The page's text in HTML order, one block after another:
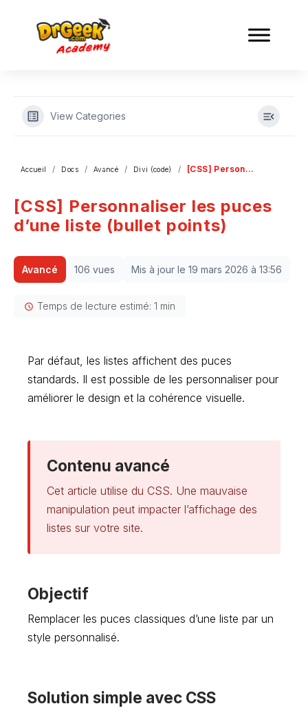
View Categories
Accueil Docs Avancé Divi (code) [CSS] Personnaliser les puces d’une liste (bullet points)
[CSS] Personnaliser les puces
d’une liste (bullet points)
Avancé 106 vues Mis à jour le 19 mars 2026 à 13:56
Temps de lecture estimé: 1 min
Par défaut, les listes affichent des puces
standards. Il est possible de les personnaliser pour
améliorer le design et la cohérence visuelle.
Contenu avancé
Cet article utilise du CSS. Une mauvaise
manipulation peut impacter l’affichage des
listes sur votre site.
Objectif
Remplacer les puces classiques d’une liste par un
style personnalisé.
Solution simple avec CSS